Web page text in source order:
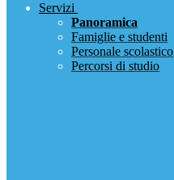
Servizi
Panoramica
Famiglie e studenti
Personale scolastico
Percorsi di studio